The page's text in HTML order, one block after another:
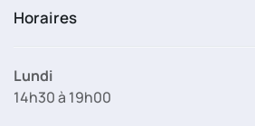
Horaires
Lundi
14h30 à 19h00